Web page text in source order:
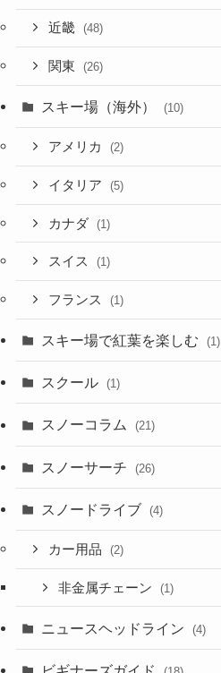
近畿 (48)
関東 (26)
スキー場（海外） (10)
アメリカ (2)
イタリア (5)
カナダ (1)
スイス (1)
フランス (1)
スキー場で紅葉を楽しむ (1)
スクール (1)
スノーコラム (21)
スノーサーチ (26)
スノードライブ (4)
カー用品 (2)
非金属チェーン (1)
ニュースヘッドライン (4)